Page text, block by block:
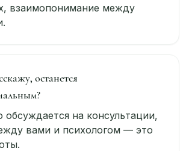
взаимопонимание между
останется
обсуждается на консультации,
вами и психологом — это